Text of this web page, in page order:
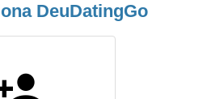
DeuDatingGo